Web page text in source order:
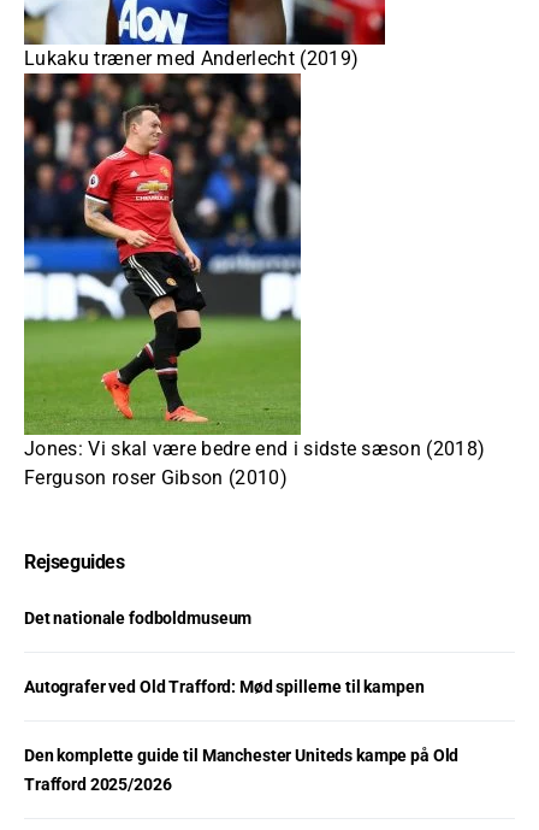
Lukaku træner med Anderlecht (2019)
Jones: Vi skal være bedre end i sidste sæson (2018)
Ferguson roser Gibson (2010)
Rejseguides
Det nationale fodboldmuseum
Autografer ved Old Trafford: Mød spillerne til kampen
Den komplette guide til Manchester Uniteds kampe på Old
Trafford 2025/2026